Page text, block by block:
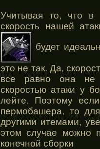
Учитывая то, что в
скорость нашей
будет
это не так. Да,
все равно она не
скоростью атаки у
лейте. Поэтому
пермобашера, то
другими итемами,
этом случае можно
конечной сборки